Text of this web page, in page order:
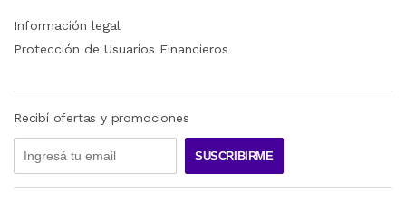
Información legal
Protección de Usuarios Financieros
Recibí ofertas y promociones
SUSCRIBIRME